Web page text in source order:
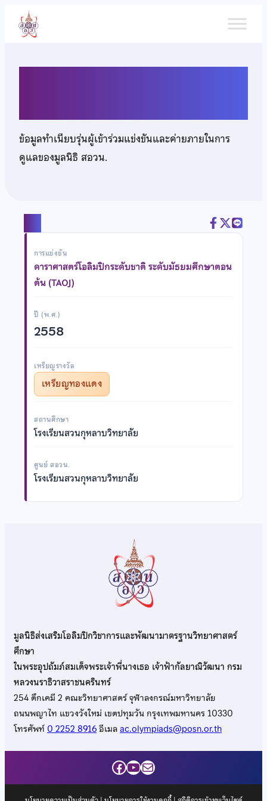
เนื้อหา
ข้อมูลทำเนียบรุ่นผู้เข้าร่วมแข่งขันและค่ายภายในการ
ดูแลของมูลนิธิ สอวน.
การแข่งขัน
ดาราศาสตร์โอลิมปิกระดับชาติ ระดับมัธยมศึกษาตอน
ต้น (TAOJ)
ปี (พ.ศ.)
2558
เหรียญรางวัล
เหรียญทองแดง
สถานศึกษา
โรงเรียนสวนกุหลาบวิทยาลัย
ศูนย์ สอวน.
โรงเรียนสวนกุหลาบวิทยาลัย
มูลนิธิส่งเสริมโอลิมปิกวิชาการและพัฒนามาตรฐานวิทยาศาสตร์
ศึกษา
ในพระอุปถัมภ์สมเด็จพระเจ้าพี่นางเธอ เจ้าฟ้ากัลยาณิวัฒนา กรม
หลวงนราธิวาสราชนครินทร์
254 ตึกเคมี 2 คณะวิทยาศาสตร์ จุฬาลงกรณ์มหาวิทยาลัย
ถนนพญาไท แขวงวังใหม่ เขตปทุมวัน กรุงเทพมหานคร 10330
โทรศัพท์0 2252 8916อีเมลac.olympiads@posn.or.th
Facebook
YouTube
Mail